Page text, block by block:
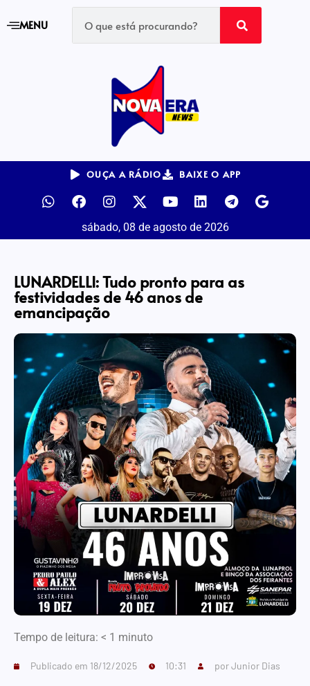
MENU
OUÇA A RÁDIO BAIXE O APP
sábado, 08 de agosto de 2026
LUNARDELLI: Tudo pronto para as
festividades de 46 anos de
emancipação
Tempo de leitura: < 1 minuto
Publicado em 18/12/2025 10:31 porJunior Dias